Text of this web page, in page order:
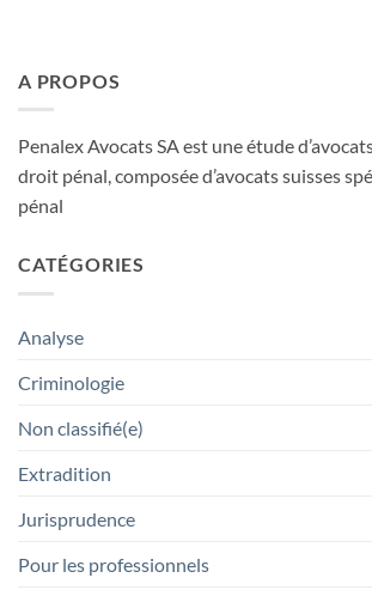
A PROPOS
Penalex Avocats SA est une étude
droit pénal, composée d’avocats suisses
pénal
CATÉGORIES
Analyse
Criminologie
Non classifié(e)
Extradition
Jurisprudence
Pour les professionnels